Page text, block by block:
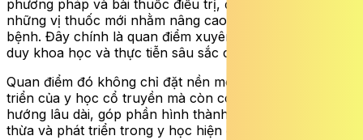
phương pháp và bài thuốc điều trị, đồng thời bổ sung
những vị thuốc mới nhằm nâng cao hiệu quả chữa
bệnh. Đây chính là quan điểm xuyên suốt, thể hiện tư
duy khoa học và thực tiễn sâu sắc của ông.
Quan điểm đó không chỉ đặt nền móng cho sự phát
triển của y học cổ truyền mà còn có ý nghĩa định
hướng lâu dài, góp phần hình thành cách tiếp cận kế
thừa và phát triển trong y học hiện đại, phục vụ hiệu